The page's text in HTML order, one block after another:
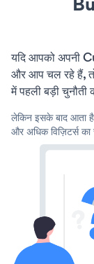
यदि आपको अपनी
और आप चल रहे हैं,
में पहली बड़ी चुनौती
लेकिन इसके बाद
और अधिक विज़िटर्स